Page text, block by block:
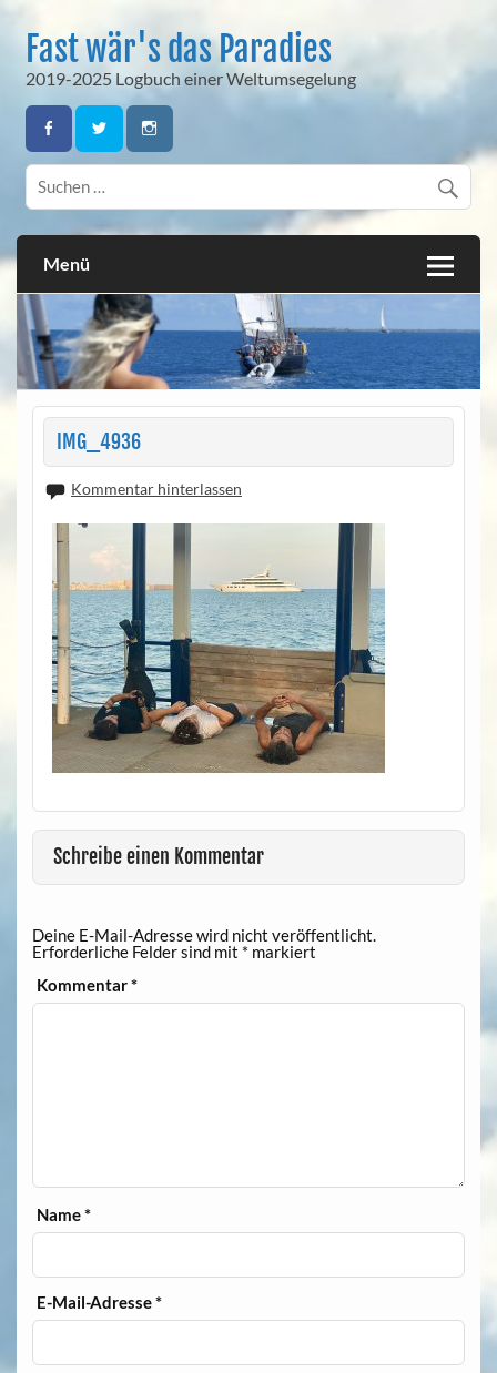
contentFast wär's das Paradies
2019-2025 Logbuch einer Weltumsegelung
Menü
IMG_4936
Kommentar hinterlassen
Schreibe einen Kommentar
Deine E-Mail-Adresse wird nicht veröffentlicht.
Erforderliche Felder sind mit * markiert
Kommentar*
Name*
E-Mail-Adresse*